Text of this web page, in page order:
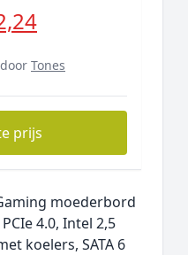
Tones
prijs
moederbord
4.0, Intel 2,5
koelers, SATA 6